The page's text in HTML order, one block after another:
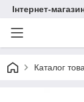
Інтернет-
Каталог